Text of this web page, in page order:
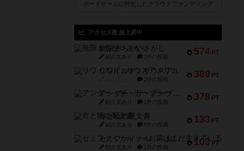
ボードゲームに特化したクラウドファンディング
アクセス数 急上昇中
574 PT
無限まちがいさがし
紹介文あり 2件の投稿
389 PT
リワイルド：サウスアメリカ
2件の投稿
378 PT
アンダー・ザ・テーブラー
紹介文あり 1件の投稿
133 PT
宵と暁の呪文書
紹介文あり 8件の投稿
103 PT
セミファイナル ～お前はまだ生きている～
紹介文あり 1件の投稿